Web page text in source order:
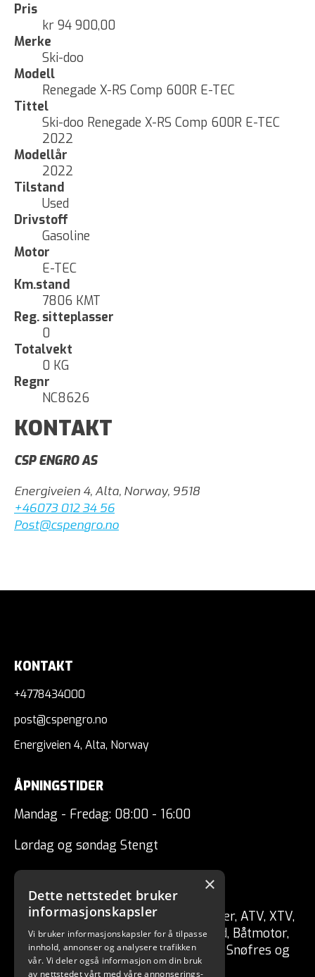
Pris
kr 94 900,00
Merke
Ski-doo
Modell
Renegade X-RS Comp 600R E-TEC
Tittel
Ski-doo Renegade X-RS Comp 600R E-TEC
2022
Modellår
2022
Tilstand
Used
Drivstoff
Gasoline
Motor
E-TEC
Km.stand
7806 KMT
Reg. sitteplasser
0
Totalvekt
0 KG
Regnr
NC8626
KONTAKT
CSP ENGRO AS
Energiveien 4, Alta, Norway, 9518
+46073 012 34 56
Post@cspengro.no
KONTAKT
+4778434000
post@cspengro.no
Energiveien 4, Alta, Norway
ÅPNINGSTIDER
Mandag - Fredag: 08:00 - 16:00
Lørdag og søndag Stengt
CSP ENGRO AS
Forhandler av fritidskjøretøy Tilhenger, ATV, XTV,
UTV, Mopedbil, Snøscooter, MC, Moped, Båtmotor,
Båt, Vannscooter, Elektriske kjøretøy, Snøfres og
redskaper for skog / hage.
×
Dette nettstedet bruker
informasjonskapsler
Vi bruker informasjonskapsler for å tilpasse
innhold, annonser og analysere trafikken
vår. Vi deler også informasjon om din bruk
av nettstedet vårt med våre annonserings-